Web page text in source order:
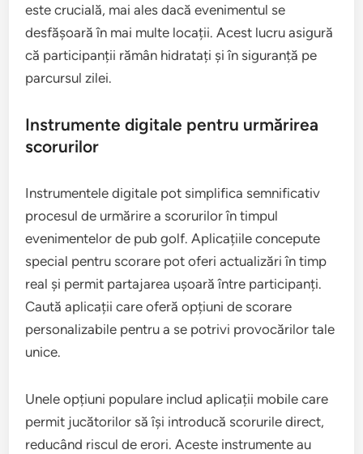
este crucială, mai ales dacă evenimentul se
desfășoară în mai multe locații. Acest lucru asigură
că participanții rămân hidratați și în siguranță pe
parcursul zilei.
Instrumente digitale pentru urmărirea
scorurilor
Instrumentele digitale pot simplifica semnificativ
procesul de urmărire a scorurilor în timpul
evenimentelor de pub golf. Aplicațiile concepute
special pentru scorare pot oferi actualizări în timp
real și permit partajarea ușoară între participanți.
Caută aplicații care oferă opțiuni de scorare
personalizabile pentru a se potrivi provocărilor tale
unice.
Unele opțiuni populare includ aplicații mobile care
permit jucătorilor să își introducă scorurile direct,
reducând riscul de erori. Aceste instrumente au